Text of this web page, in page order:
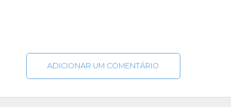
ADICIONAR UM COMENTÁRIO